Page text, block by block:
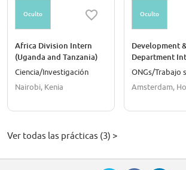
Oculto
Africa Division Intern
(Uganda and Tanzania)
Ciencia/Investigación
Nairobi, Kenia
Oculto
Development
Department
ONGs/Trabajo
Amsterdam,
Ver todas las prácticas (3) >